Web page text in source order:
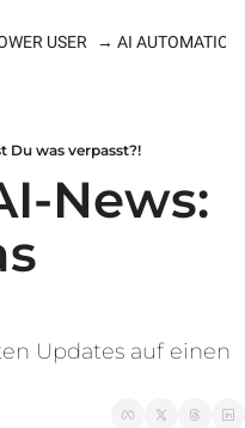
USER → AI AUTOMATION
Du was verpasst?!
News:
Updates auf einen